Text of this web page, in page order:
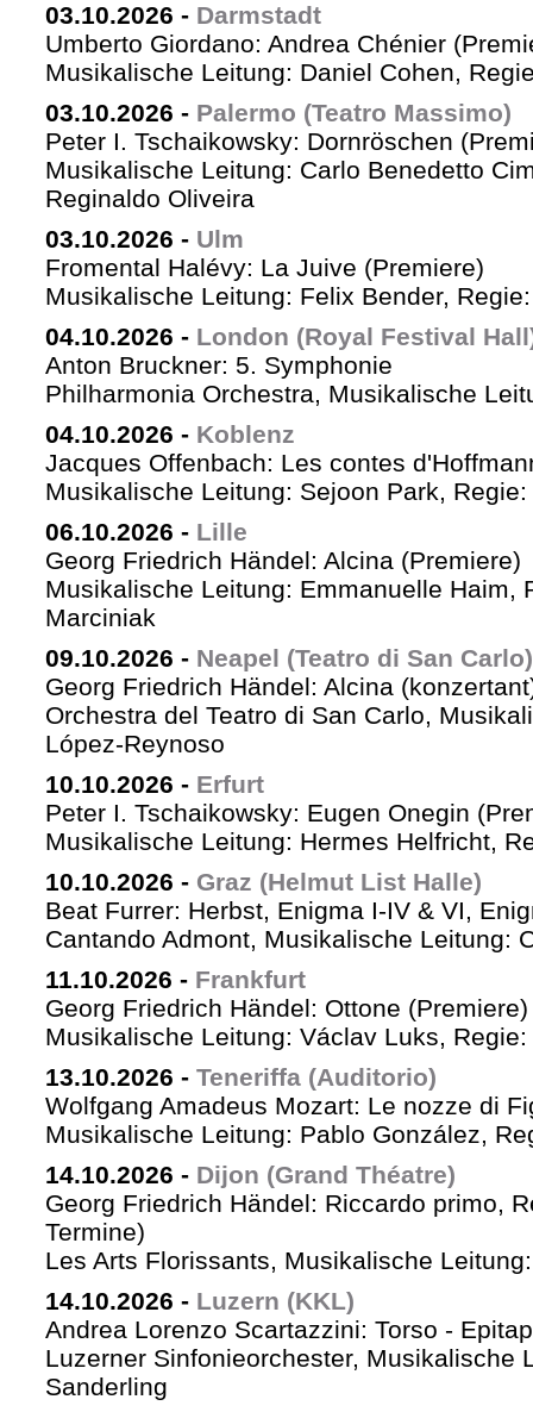
03.10.2026 - Darmstadt
Umberto Giordano: Andrea Chénier
Musikalische Leitung: Daniel Cohen,
03.10.2026 - Palermo (Teatro Massimo)
Peter I. Tschaikowsky: Dornröschen
Musikalische Leitung: Carlo Benedetto
Reginaldo Oliveira
03.10.2026 - Ulm
Fromental Halévy: La Juive (Premiere)
Musikalische Leitung: Felix Bender,
04.10.2026 - London (Royal Festival
Anton Bruckner: 5. Symphonie
Philharmonia Orchestra, Musikalische
04.10.2026 - Koblenz
Jacques Offenbach: Les contes
Musikalische Leitung: Sejoon Park,
06.10.2026 - Lille
Georg Friedrich Händel: Alcina (Premiere)
Musikalische Leitung: Emmanuelle Haim,
Marciniak
09.10.2026 - Neapel (Teatro di San Carlo)
Georg Friedrich Händel: Alcina
Orchestra del Teatro di San Carlo,
López-Reynoso
10.10.2026 - Erfurt
Peter I. Tschaikowsky: Eugen Onegin
Musikalische Leitung: Hermes Helfricht,
10.10.2026 - Graz (Helmut List Halle)
Beat Furrer: Herbst, Enigma I-IV & VI,
Cantando Admont, Musikalische Leitung:
11.10.2026 - Frankfurt
Georg Friedrich Händel: Ottone (Premiere)
Musikalische Leitung: Václav Luks,
13.10.2026 - Teneriffa (Auditorio)
Wolfgang Amadeus Mozart: Le nozze di
Musikalische Leitung: Pablo González,
14.10.2026 - Dijon (Grand Théatre)
Georg Friedrich Händel: Riccardo primo,
Termine)
Les Arts Florissants, Musikalische
14.10.2026 - Luzern (KKL)
Andrea Lorenzo Scartazzini: Torso -
Luzerner Sinfonieorchester, Musikalische
Sanderling